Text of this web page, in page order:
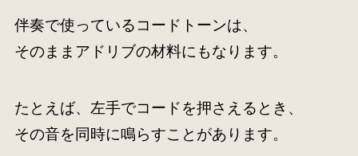
伴奏で使っているコードトーンは、
そのままアドリブの材料にもなります。
たとえば、左手でコードを押さえるとき、
その音を同時に鳴らすことがあります。